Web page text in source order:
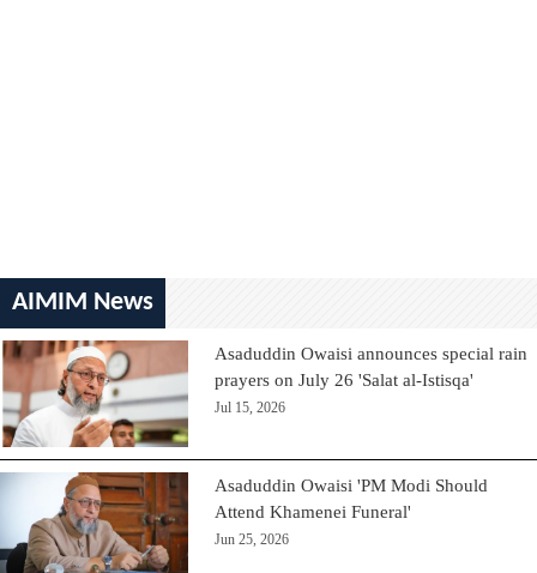
AIMIM News
Asaduddin Owaisi announces special rain
prayers on July 26 'Salat al-Istisqa'
Jul 15, 2026
Asaduddin Owaisi 'PM Modi Should
Attend Khamenei Funeral'
Jun 25, 2026